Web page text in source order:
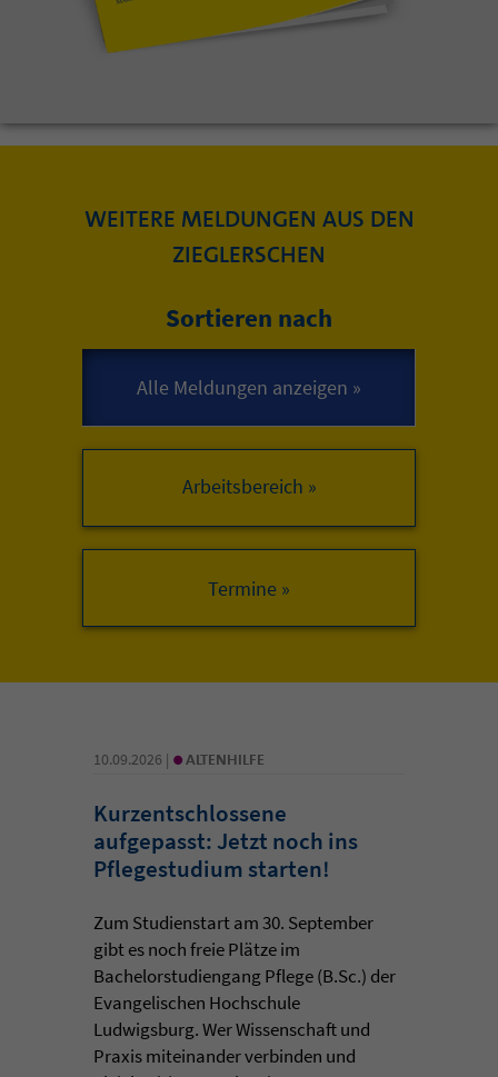
WEITERE MELDUNGEN AUS DEN
ZIEGLERSCHEN
Sortieren nach
Arbeitsbereich »
10.09.2026 | • ALTENHILFE
Kurzentschlossene
aufgepasst: Jetzt noch ins
Pflegestudium starten!
Zum Studienstart am 30. September
gibt es noch freie Plätze im
Bachelorstudiengang Pflege (B.Sc.) der
Evangelischen Hochschule
Ludwigsburg. Wer Wissenschaft und
Praxis miteinander verbinden und